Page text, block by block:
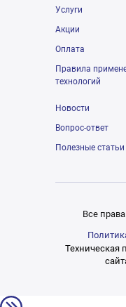
Услуги
Акции
Оплата
Правила
технологий
Новости
Вопрос-ответ
Полезные статьи
Все
Техническая